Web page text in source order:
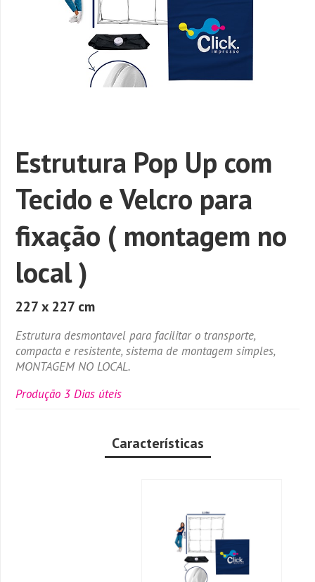
Estrutura Pop Up com
Tecido e Velcro para
fixação ( montagem no
local )
227 x 227 cm
Estrutura desmontavel para facilitar o transporte,
compacta e resistente, sistema de montagem simples,
MONTAGEM NO LOCAL.
Produção 3 Dias úteis
Características